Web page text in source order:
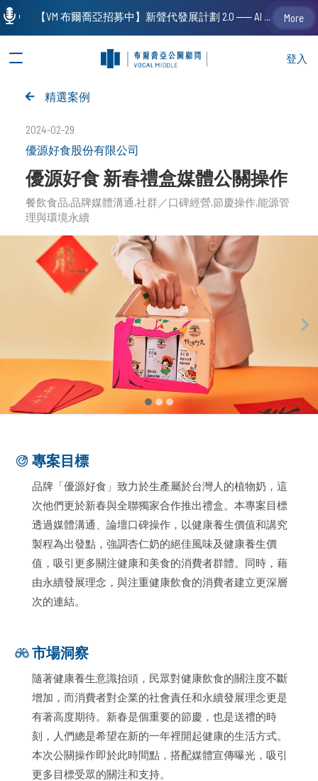
登入
精選案例
2024-02-29
優源好食股份有限公司
優源好食 新春禮盒媒體公關操作
餐飲食品 品牌媒體溝通 社群／口碑經營 節慶操作能源管
理與環境永續
專案目標
品牌「優源好食」致力於生產屬於台灣人的植物奶，這
次他們更於新春與全聯獨家合作推出禮盒。本專案目標
透過媒體溝通、論壇口碑操作，以健康養生價值和講究
製程為出發點，強調杏仁奶的絕佳風味及健康養生價
值，吸引更多關注健康和美食的消費者群體。同時，藉
由永續發展理念，與注重健康飲食的消費者建立更深層
次的連結。
市場洞察
隨著健康養生意識抬頭，民眾對健康飲食的關注度不斷
增加，而消費者對企業的社會責任和永續發展理念更是
有著高度期待。新春是個重要的節慶，也是送禮的時
刻，人們總是希望在新的一年裡開起健康的生活方式。
本次公關操作即於此時間點，搭配媒體宣傳曝光，吸引
更多目標受眾的關注和支持。
【VM 布爾喬亞招募中】新聲代發展計劃 2.0 ── AI PR 人才加速養成計劃（歡迎「應屆畢業生」、「一年以下相關 / 三年以下非相關經驗工作者」申請加入） More